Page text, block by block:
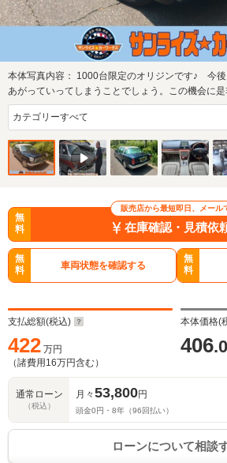
本体写真内容： 1000台限定のオリジンです♪ 今
あがっていってしまうことでしょう。この機会に是
販売店から最短即日、メール
無
料
在庫確認・見積依
無
料
車両状態を確認する
無
料
支払総額(税込)
422 万円
（諸費用 16万円含む）
本体価格(
406.0
通常ローン
（税込）
月々53,800円
頭金0円・ 8年（96 回払い）
ローンについて相談